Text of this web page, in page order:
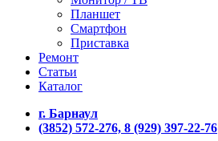
Планшет
Смартфон
Приставка
Ремонт
Статьи
Каталог
г. Барнаул
(3852) 572-276, 8 (929) 397-22-76